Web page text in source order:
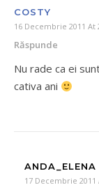
COSTY
16 Decembrie 2011 At
Răspunde
Nu rade ca ei
cativa ani
ANDA_ELENA
17 Decembrie 2011